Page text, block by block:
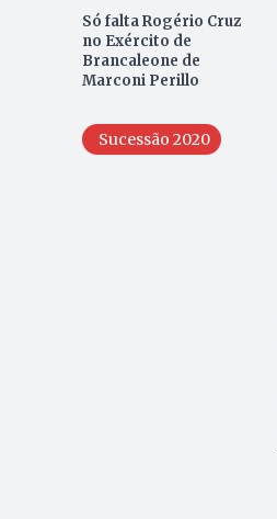
Só falta Rogério Cruz
no Exército de
Brancaleone de
Marconi Perillo
Sucessão 2020